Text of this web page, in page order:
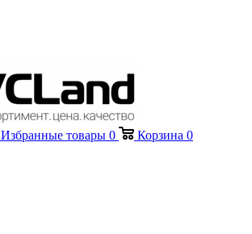
Избранные товары 0 Корзина 0